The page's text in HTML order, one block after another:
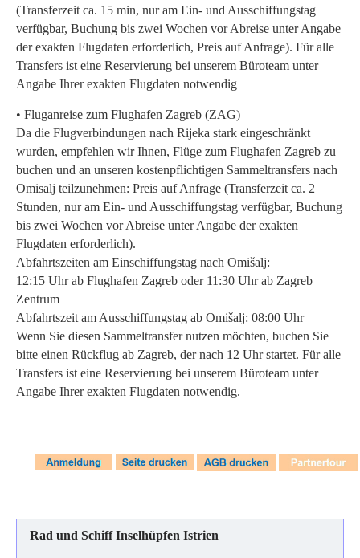
(Transferzeit ca. 15 min, nur am Ein- und Ausschiffungstag
verfügbar, Buchung bis zwei Wochen vor Abreise unter Angabe
der exakten Flugdaten erforderlich, Preis auf Anfrage). Für alle
Transfers ist eine Reservierung bei unserem Büroteam unter
Angabe Ihrer exakten Flugdaten notwendig
• Fluganreise zum Flughafen Zagreb (ZAG)
Da die Flugverbindungen nach Rijeka stark eingeschränkt
wurden, empfehlen wir Ihnen, Flüge zum Flughafen Zagreb zu
buchen und an unseren kostenpflichtigen Sammeltransfers nach
Omisalj teilzunehmen: Preis auf Anfrage (Transferzeit ca. 2
Stunden, nur am Ein- und Ausschiffungstag verfügbar, Buchung
bis zwei Wochen vor Abreise unter Angabe der exakten
Flugdaten erforderlich).
Abfahrtszeiten am Einschiffungstag nach Omišalj:
12:15 Uhr ab Flughafen Zagreb oder 11:30 Uhr ab Zagreb
Zentrum
Abfahrtszeit am Ausschiffungstag ab Omišalj: 08:00 Uhr
Wenn Sie diesen Sammeltransfer nutzen möchten, buchen Sie
bitte einen Rückflug ab Zagreb, der nach 12 Uhr startet. Für alle
Transfers ist eine Reservierung bei unserem Büroteam unter
Angabe Ihrer exakten Flugdaten notwendig.
Rad und SchiffInselhüpfen Istrien